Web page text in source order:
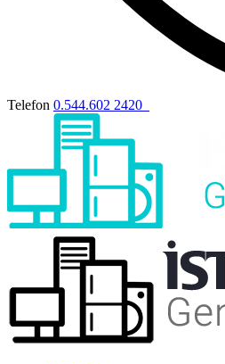
Telefon 0.544.602 2420